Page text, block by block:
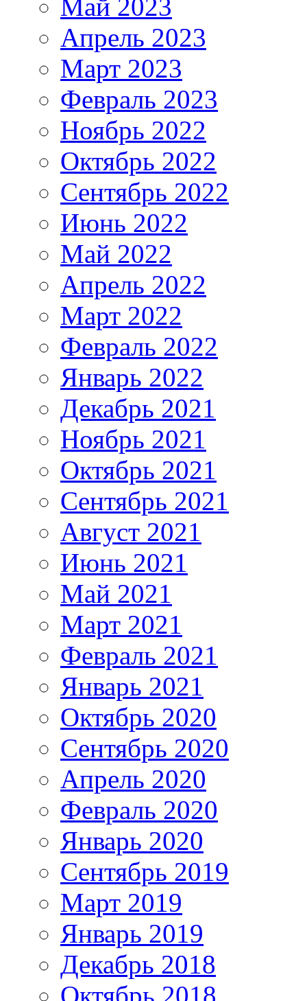
Май 2023
Апрель 2023
Март 2023
Февраль 2023
Ноябрь 2022
Октябрь 2022
Сентябрь 2022
Июнь 2022
Май 2022
Апрель 2022
Март 2022
Февраль 2022
Январь 2022
Декабрь 2021
Ноябрь 2021
Октябрь 2021
Сентябрь 2021
Август 2021
Июнь 2021
Май 2021
Март 2021
Февраль 2021
Январь 2021
Октябрь 2020
Сентябрь 2020
Апрель 2020
Февраль 2020
Январь 2020
Сентябрь 2019
Март 2019
Январь 2019
Декабрь 2018